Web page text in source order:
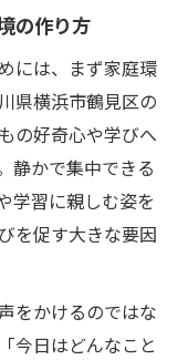
の作り方
には、まず家庭環
県横浜市鶴見区の
の好奇心や学びへ
静かで集中できる
学習に親しむ姿を
を促す大きな要因
をかけるのではな
今日はどんなこと